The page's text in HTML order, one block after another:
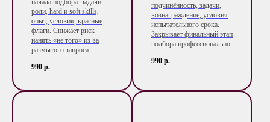
начала подбора: задачи
роли, hard и soft skills,
опыт, условия, красные
флаги. Снижает риск
нанять «не того» из-за
размытого запроса.
990 р.
подчинённость, задачи,
вознаграждение, условия
испытательного срока.
Закрывает финальный этап
подбора профессионально.
990 р.